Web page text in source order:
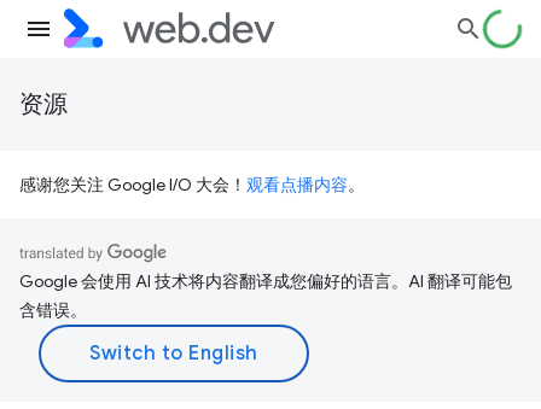
资源
感谢您关注 Google I/O 大会！ 观看点播内容。
Google 会使用 AI 技术将内容翻译成您偏好的语言。AI 翻译可能包
含错误。